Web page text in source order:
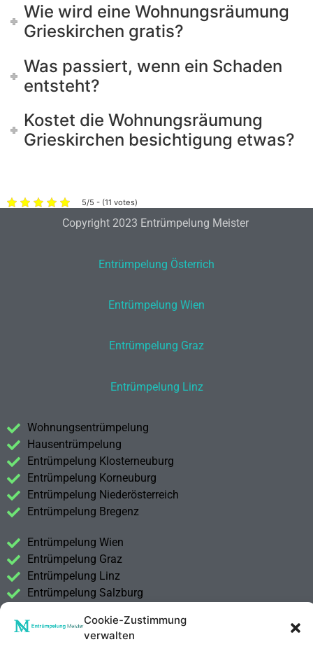
Cookie-Zustimmung
verwalten
Wie wird eine Wohnungsräumung
Grieskirchen gratis?
Was passiert, wenn ein Schaden
entsteht?
Kostet die Wohnungsräumung
Grieskirchen besichtigung etwas?
5/5 - (11 votes)
Copyright 2023 Entrümpelung Meister
Entrümpelung Österrich
Entrümpelung Wien
Entrümpelung Graz
Entrümpelung Linz
Wohnungsentrümpelung
Hausentrümpelung
Entrümpelung Klosterneuburg
Entrümpelung Korneuburg
Entrümpelung Niederösterreich
Entrümpelung Bregenz
Entrümpelung Wien
Entrümpelung Graz
Entrümpelung Linz
Entrümpelung Salzburg
Entrümpelung Steiermark